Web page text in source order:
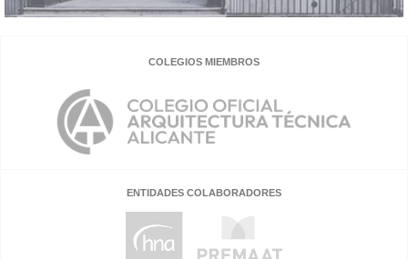
COLEGIOS MIEMBROS
ENTIDADES COLABORADORES